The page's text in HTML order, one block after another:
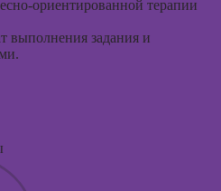
ориентированной терапии
выполнения задания и